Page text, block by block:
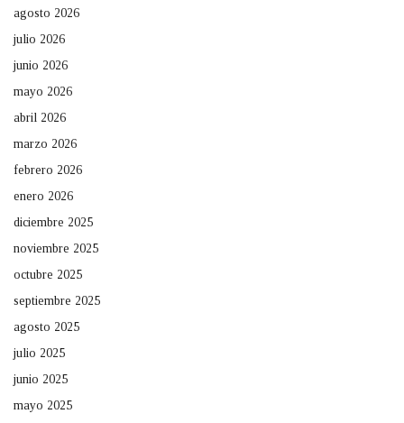
agosto 2026
julio 2026
junio 2026
mayo 2026
abril 2026
marzo 2026
febrero 2026
enero 2026
diciembre 2025
noviembre 2025
octubre 2025
septiembre 2025
agosto 2025
julio 2025
junio 2025
mayo 2025